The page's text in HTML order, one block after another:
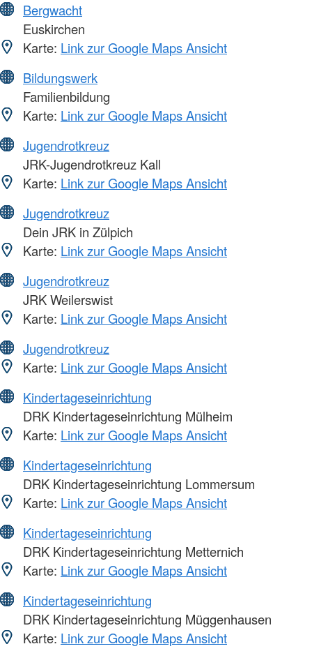
Bergwacht
Euskirchen
Karte: Link zur Google Maps Ansicht
Bildungswerk
Familienbildung
Karte: Link zur Google Maps Ansicht
Jugendrotkreuz
JRK-Jugendrotkreuz Kall
Karte: Link zur Google Maps Ansicht
Jugendrotkreuz
Dein JRK in Zülpich
Karte: Link zur Google Maps Ansicht
Jugendrotkreuz
JRK Weilerswist
Karte: Link zur Google Maps Ansicht
Jugendrotkreuz
Karte: Link zur Google Maps Ansicht
Kindertageseinrichtung
DRK Kindertageseinrichtung Mülheim
Karte: Link zur Google Maps Ansicht
Kindertageseinrichtung
DRK Kindertageseinrichtung Lommersum
Karte: Link zur Google Maps Ansicht
Kindertageseinrichtung
DRK Kindertageseinrichtung Metternich
Karte: Link zur Google Maps Ansicht
Kindertageseinrichtung
DRK Kindertageseinrichtung Müggenhausen
Karte: Link zur Google Maps Ansicht